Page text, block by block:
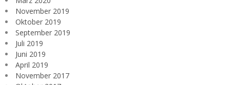
November 2019
Oktober 2019
September 2019
Juli 2019
Juni 2019
April 2019
November 2017